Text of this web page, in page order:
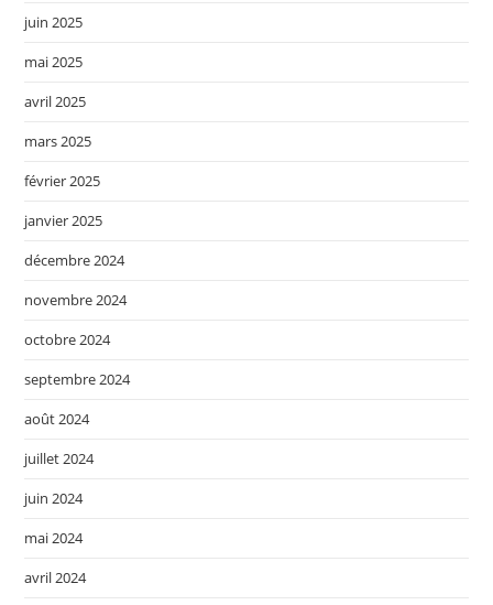
juin 2025
mai 2025
avril 2025
mars 2025
février 2025
janvier 2025
décembre 2024
novembre 2024
octobre 2024
septembre 2024
août 2024
juillet 2024
juin 2024
mai 2024
avril 2024